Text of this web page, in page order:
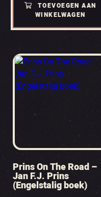
TOEVOEGEN AAN
WINKELWAGEN
Prins On The Road –
Jan F.J. Prins
(Engelstalig boek)